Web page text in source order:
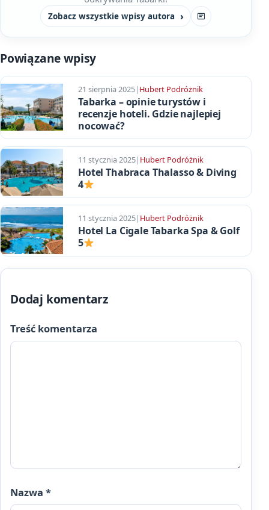
Zobacz wszystkie wpisy autora
Strona
Powiązane wpisy
21 sierpnia 2025| Hubert Podróżnik
Tabarka – opinie turystów i
recenzje hoteli. Gdzie najlepiej
nocować?
11 stycznia 2025| Hubert Podróżnik
Hotel Thabraca Thalasso & Diving
4
11 stycznia 2025| Hubert Podróżnik
Hotel La Cigale Tabarka Spa & Golf
5
Dodaj komentarz
Treść komentarza
Nazwa *